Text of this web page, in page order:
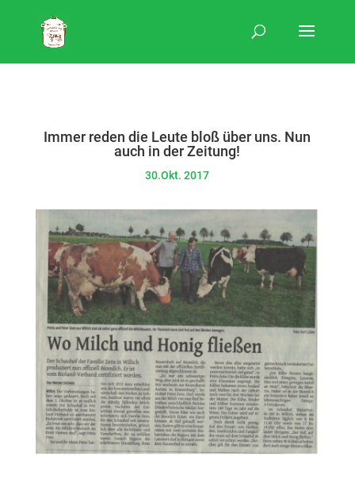
Immer reden die Leute bloß über uns. Nun
auch in der Zeitung!
30.Okt. 2017